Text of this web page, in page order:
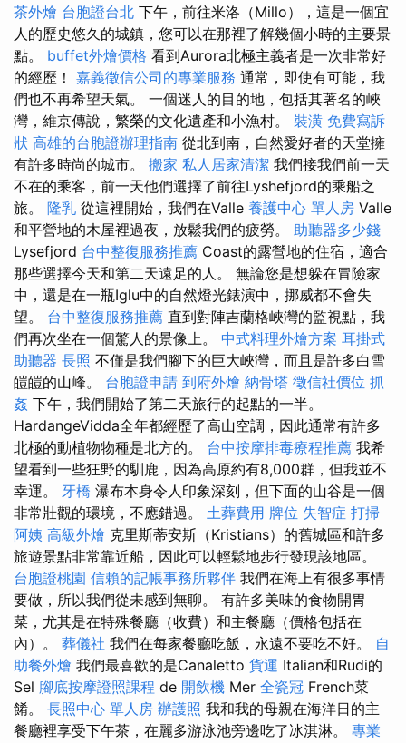
茶外燴 台胞證台北 下午，前往米洛（Millo），這是一個宜
人的歷史悠久的城鎮，您可以在那裡了解幾個小時的主要景
點。 buffet外燴價格 看到Aurora北極主義者是一次非常好
的經歷！ 嘉義徵信公司的專業服務 通常，即使有可能，我
們也不再希望天氣。 一個迷人的目的地，包括其著名的峽
灣，維京傳說，繁榮的文化遺產和小漁村。 裝潢 免費寫訴
狀 高雄的台胞證辦理指南 從北到南，自然愛好者的天堂擁
有許多時尚的城市。 搬家 私人居家清潔 我們接我們前一天
不在的乘客，前一天他們選擇了前往Lyshefjord的乘船之
旅。 隆乳 從這裡開始，我們在Valle 養護中心 單人房 Valle
和平營地的木屋裡過夜，放鬆我們的疲勞。 助聽器多少錢
Lysefjord 台中整復服務推薦 Coast的露營地的住宿，適合
那些選擇今天和第二天遠足的人。 無論您是想躲在冒險家
中，還是在一瓶Iglu中的自然燈光錶演中，挪威都不會失
望。 台中整復服務推薦 直到對陣吉蘭格峽灣的監視點，我
們再次坐在一個驚人的景像上。 中式料理外燴方案 耳掛式
助聽器 長照 不僅是我們腳下的巨大峽灣，而且是許多白雪
皚皚的山峰。 台胞證申請 到府外燴 納骨塔 徵信社價位 抓
姦 下午，我們開始了第二天旅行的起點的一半。
HardangeVidda全年都經歷了高山空調，因此通常有許多
北極的動植物物種是北方的。 台中按摩排毒療程推薦 我希
望看到一些狂野的馴鹿，因為高原約有8,000群，但我並不
幸運。 牙橋 瀑布本身令人印象深刻，但下面的山谷是一個
非常壯觀的環境，不應錯過。 土葬費用 牌位 失智症 打掃
阿姨 高級外燴 克里斯蒂安斯（Kristians）的舊城區和許多
旅遊景點非常靠近船，因此可以輕鬆地步行發現該地區。
台胞證桃園 信賴的記帳事務所夥伴 我們在海上有很多事情
要做，所以我們從未感到無聊。 有許多美味的食物開胃
菜，尤其是在特殊餐廳（收費）和主餐廳（價格包括在
內）。 葬儀社 我們在每家餐廳吃飯，永遠不要吃不好。 自
助餐外燴 我們最喜歡的是Canaletto 貨運 Italian和Rudi的
Sel 腳底按摩證照課程 de 開飲機 Mer 全瓷冠 French菜
餚。 長照中心 單人房 辦護照 我和我的母親在海洋日的主
餐廳裡享受下午茶，在麗多游泳池旁邊吃了冰淇淋。 專業